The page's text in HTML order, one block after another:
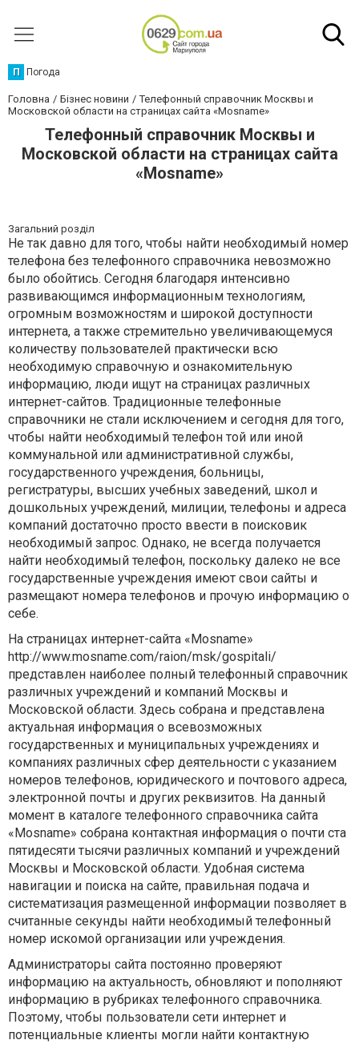
П Погода
Головна Бізнес новини
Телефонный справочник Москвы и
Московской области на страницах сайта «Мosname»
Телефонный справочник Москвы и
Московской области на страницах сайта
«Мosname»
Загальний розділ
Не так давно для того, чтобы найти необходимый номер
телефона без телефонного справочника невозможно
было обойтись. Сегодня благодаря интенсивно
развивающимся информационным технологиям,
огромным возможностям и широкой доступности
интернета, а также стремительно увеличивающемуся
количеству пользователей практически всю
необходимую справочную и ознакомительную
информацию, люди ищут на страницах различных
интернет-сайтов. Традиционные телефонные
справочники не стали исключением и сегодня для того,
чтобы найти необходимый телефон той или иной
коммунальной или административной службы,
государственного учреждения, больницы,
регистратуры, высших учебных заведений, школ и
дошкольных учреждений, милиции, телефоны и адреса
компаний достаточно просто ввести в поисковик
необходимый запрос. Однако, не всегда получается
найти необходимый телефон, поскольку далеко не все
государственные учреждения имеют свои сайты и
размещают номера телефонов и прочую информацию о
себе.
На страницах интернет-сайта «Мosname»
http://www.mosname.com/raion/msk/gospitali/
представлен наиболее полный телефонный справочник
различных учреждений и компаний Москвы и
Московской области. Здесь собрана и представлена
актуальная информация о всевозможных
государственных и муниципальных учреждениях и
компаниях различных сфер деятельности с указанием
номеров телефонов, юридического и почтового адреса,
электронной почты и других реквизитов. На данный
момент в каталоге телефонного справочника сайта
«Мosname» собрана контактная информация о почти ста
пятидесяти тысячи различных компаний и учреждений
Москвы и Московской области. Удобная система
навигации и поиска на сайте, правильная подача и
систематизация размещенной информации позволяет в
считанные секунды найти необходимый телефонный
номер искомой организации или учреждения.
Администраторы сайта постоянно проверяют
информацию на актуальность, обновляют и пополняют
информацию в рубриках телефонного справочника.
Поэтому, чтобы пользователи сети интернет и
потенциальные клиенты могли найти контактную